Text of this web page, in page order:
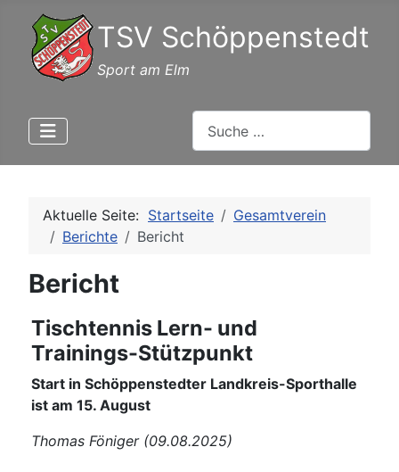
TSV Schöppenstedt
Sport am Elm
Aktuelle Seite: Startseite
Gesamtverein
Berichte
Bericht
Bericht
Tischtennis Lern- und
Trainings-Stützpunkt
Start in Schöppenstedter Landkreis-Sporthalle
ist am 15. August
Thomas Föniger (09.08.2025)